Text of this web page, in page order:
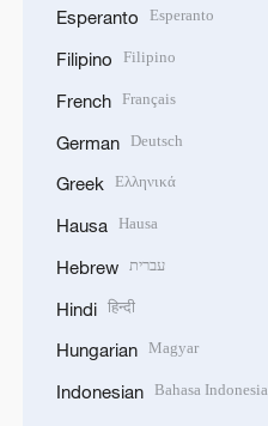
Esperanto Esperanto
Filipino Filipino
French Français
German Deutsch
Greek Ελληνικά
Hausa Hausa
Hebrew עברית
Hindi हिन्दी
Hungarian Magyar
Indonesian Bahasa Indonesia